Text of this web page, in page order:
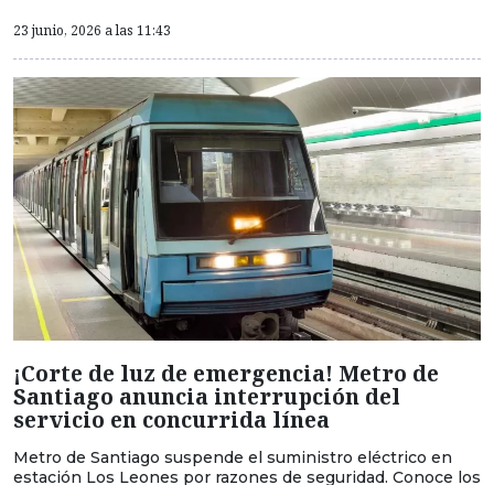
23 junio, 2026 a las 11:43
¡Corte de luz de emergencia! Metro de
Santiago anuncia interrupción del
servicio en concurrida línea
Metro de Santiago suspende el suministro eléctrico en
estación Los Leones por razones de seguridad. Conoce los